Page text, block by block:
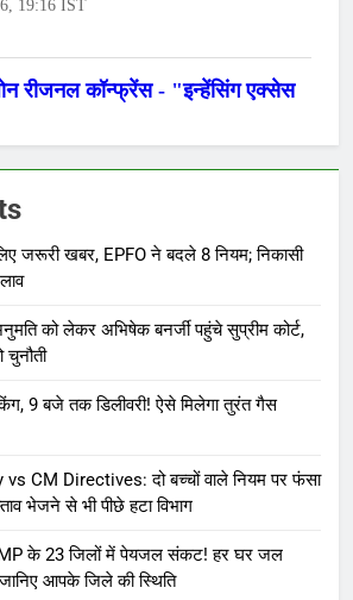
जरूरी खबर, EPFO ने बदले 8 नियम; निकासी
को लेकर अभिषेक बनर्जी पहुंचे सुप्रीम कोर्ट,
9 बजे तक डिलीवरी! ऐसे मिलेगा तुरंत गैस
CM Directives: दो बच्चों वाले नियम पर फंसा
भेजने से भी पीछे हटा विभाग
MP के 23 जिलों में पेयजल संकट! हर घर जल
जानिए आपके जिले की स्थिति